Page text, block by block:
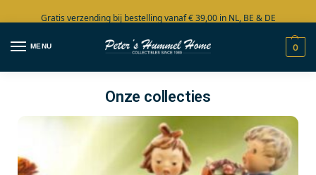
Gratis verzending bij bestelling vanaf € 39,00 in NL, BE & DE
Grote collectie in voorraad
MENU 0
Onze collecties